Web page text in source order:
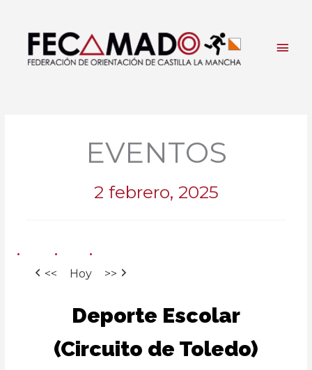
contenido
EVENTOS
2 febrero, 2025
<< Hoy >>
Deporte Escolar
(Circuito de Toledo)